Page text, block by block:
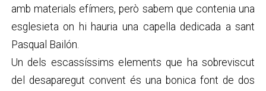
amb materials efímers, però sabem que contenia una
esglesieta on hi hauria una capella dedicada a sant
Pasqual Bailón.
Un dels escassíssims elements que ha sobreviscut
del desaparegut convent és una bonica font de dos